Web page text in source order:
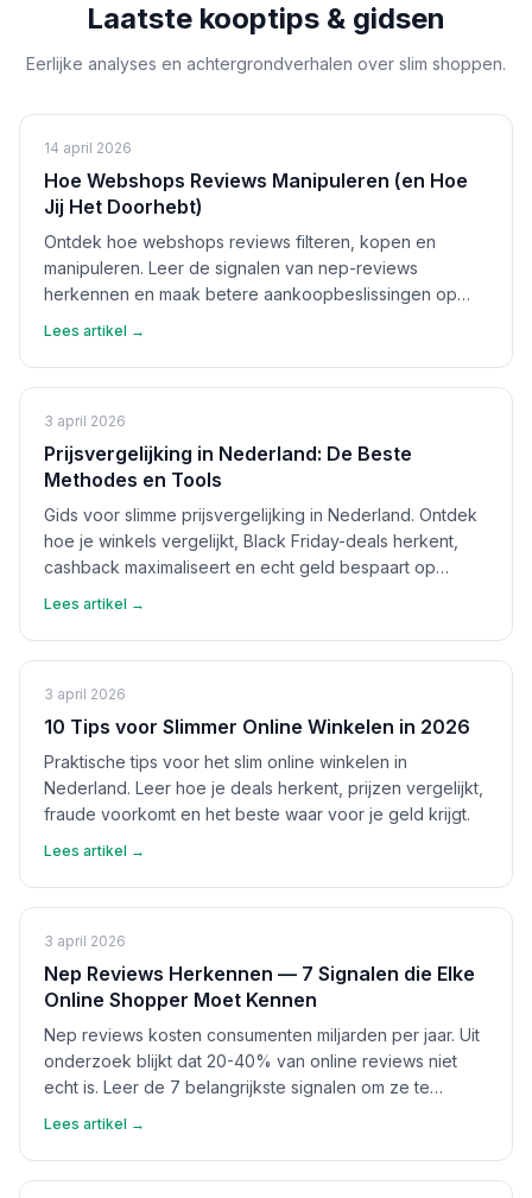
Laatste kooptips & gidsen
Eerlijke analyses en achtergrondverhalen over slim shoppen.
14 april 2026
Hoe Webshops Reviews Manipuleren (en Hoe
Jij Het Doorhebt)
Ontdek hoe webshops reviews filteren, kopen en
manipuleren. Leer de signalen van nep-reviews
herkennen en maak betere aankoopbeslissingen op
Lees artikel →
3 april 2026
Prijsvergelijking in Nederland: De Beste
Methodes en Tools
Gids voor slimme prijsvergelijking in Nederland. Ontdek
hoe je winkels vergelijkt, Black Friday-deals herkent,
cashback maximaliseert en echt geld bespaart op
Lees artikel →
3 april 2026
10 Tips voor Slimmer Online Winkelen in 2026
Praktische tips voor het slim online winkelen in
Nederland. Leer hoe je deals herkent, prijzen vergelijkt,
fraude voorkomt en het beste waar voor je geld krijgt.
Lees artikel →
3 april 2026
Nep Reviews Herkennen — 7 Signalen die Elke
Online Shopper Moet Kennen
Nep reviews kosten consumenten miljarden per jaar. Uit
onderzoek blijkt dat 20-40% van online reviews niet
echt is. Leer de 7 belangrijkste signalen om ze te
Lees artikel →